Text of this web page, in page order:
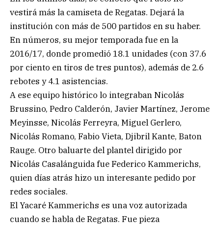
vestirá más la camiseta de Regatas. Dejará la
institución con más de 500 partidos en su haber.
En números, su mejor temporada fue en la
2016/17, donde promedió 18.1 unidades (con 37.6
por ciento en tiros de tres puntos), además de 2.6
rebotes y 4.1 asistencias.
A ese equipo histórico lo integraban Nicolás
Brussino, Pedro Calderón, Javier Martínez, Jerome
Meyinsse, Nicolás Ferreyra, Miguel Gerlero,
Nicolás Romano, Fabio Vieta, Djibril Kante, Baton
Rauge. Otro baluarte del plantel dirigido por
Nicolás Casalánguida fue Federico Kammerichs,
quien días atrás hizo un interesante pedido por
redes sociales.
El Yacaré Kammerichs es una voz autorizada
cuando se habla de Regatas. Fue pieza